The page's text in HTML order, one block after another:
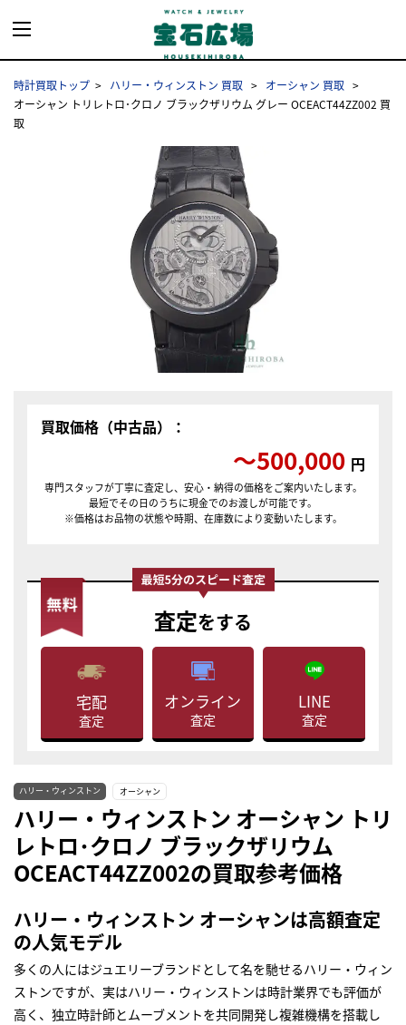
時計買取トップ ハリー・ウィンストン 買取
オーシャン 買取
オーシャン トリレトロ･クロノ ブラックザリウム グレー OCEACT44ZZ002 買
取
買取価格（中古品）：
〜500,000 円
専門スタッフが丁寧に査定し、安心・納得の価格をご案内いたします。
最短でその日のうちに現金でのお渡しが可能です。
※価格はお品物の状態や時期、在庫数により変動いたします。
査定をする
宅配
査定
オンライン
査定
LINE
査定
ハリー・ウィンストン オーシャン
ハリー・ウィンストン オーシャン トリ
レトロ･クロノ ブラックザリウム
OCEACT44ZZ002の買取参考価格
ハリー・ウィンストン オーシャンは高額査定
の人気モデル
多くの人にはジュエリーブランドとして名を馳せるハリー・ウィン
ストンですが、実はハリー・ウィンストンは時計業界でも評価が
高く、独立時計師とムーブメントを共同開発し複雑機構を搭載し